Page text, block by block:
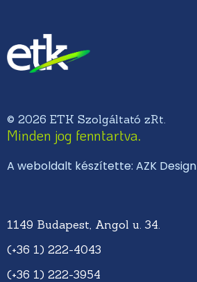
© 2026 ETK Szolgáltató zRt.
Minden jog fenntartva.
A weboldalt készítette: AZK Design
1149 Budapest, Angol u. 34.
(+36 1) 222-4043
(+36 1) 222-3954